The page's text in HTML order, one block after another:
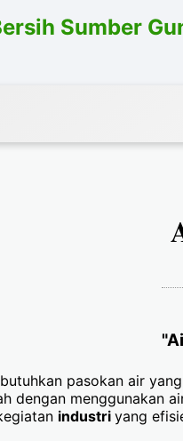
Sumber
pasokan air
dengan menggunakan
industri yang